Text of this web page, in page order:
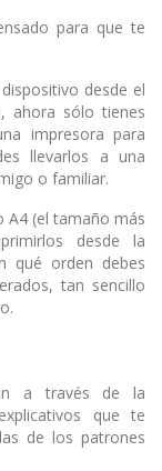
para que te
desde el
ahora sólo tienes
impresora para
llevarlos a una
o familiar.
A4 (el tamaño más
desde la
qué orden debes
tan sencillo
a través de la
que te
de los patrones